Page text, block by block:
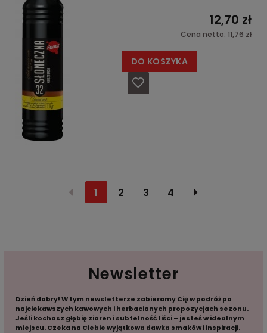
12,70 zł
Cena netto: 11,76 zł
DO KOSZYKA
1 2 3 4
Newsletter
Dzień dobry! W tym newsletterze zabieramy Cię w podróż po
najciekawszych kawowych i herbacianych propozycjach sezonu.
Jeśli kochasz głębię ziaren i subtelność liści – jesteś w idealnym
miejscu. Czeka na Ciebie wyjątkowa dawka smaków i inspiracji.